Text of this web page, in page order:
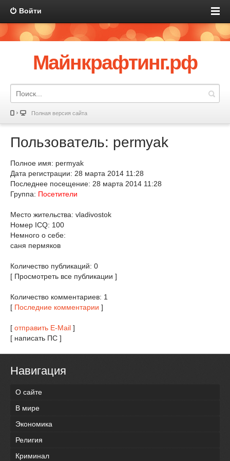
Войти
Майнкрафтинг.рф
Полная версия сайта
Пользователь: permyak
Полное имя: permyak
Дата регистрации: 28 марта 2014 11:28
Последнее посещение: 28 марта 2014 11:28
Группа: Посетители
Место жительства: vladivostok
Номер ICQ: 100
Немного о себе:
саня пермяков
Количество публикаций: 0
[ Просмотреть все публикации ]
Количество комментариев: 1
[ Последние комментарии ]
[ отправить E-Mail ]
[ написать ПС ]
Навигация
О сайте
В мире
Экономика
Религия
Криминал